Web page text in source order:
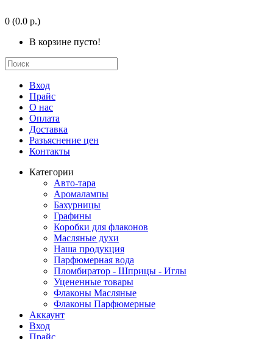
0 (0.0 р.)
В корзине пусто!
Вход
Прайс
О нас
Оплата
Доставка
Разъяснение цен
Контакты
Категории
Авто-тара
Аромалампы
Бахурницы
Графины
Коробки для флаконов
Масляные духи
Наша продукция
Парфюмерная вода
Пломбиратор - Шприцы - Иглы
Уцененные товары
Флаконы Масляные
Флаконы Парфюмерные
Аккаунт
Вход
Прайс